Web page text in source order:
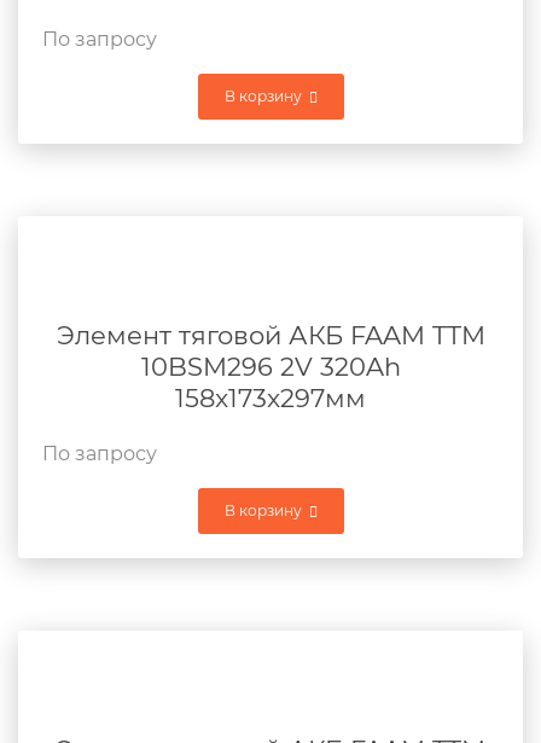
По запросу
В корзину
Элемент тяговой АКБ FAAM TTM
10BSM296 2V 320Ah
158x173x297мм
По запросу
В корзину